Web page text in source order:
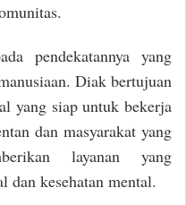
pendekatannya yang
Diak bertujuan
yang siap untuk bekerja
dan masyarakat yang
layanan yang
dan kesehatan mental.